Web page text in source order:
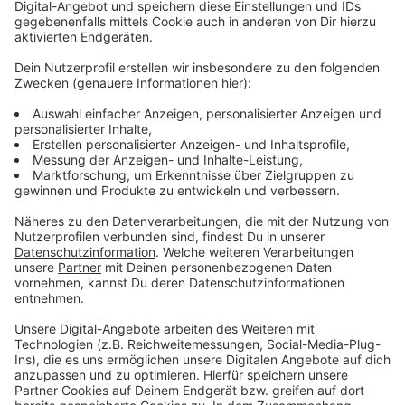
Atze Schröder - "Wat ne Woche" - Der
Podcast
Anzeige
Was macht der Künstler eigentlich, wenn er nicht auf
der Bühne oder vor der Kamera steht? Hier erfahren
wir es. Im Podcast "Wat ne Woche" erzählt Atze
Schröder die schönsten Geschichten, die lustigsten
Anekdoten, intime Geständnisse und haut natürlich
seine Lieblingspromis in die Pfanne, so wie wir ihn
kennen und lieben. Atze Schröder und sein ganz
persönlicher Wochenrückblick - so privat wie noch nie,
so lustig wie immer.
Anzeige